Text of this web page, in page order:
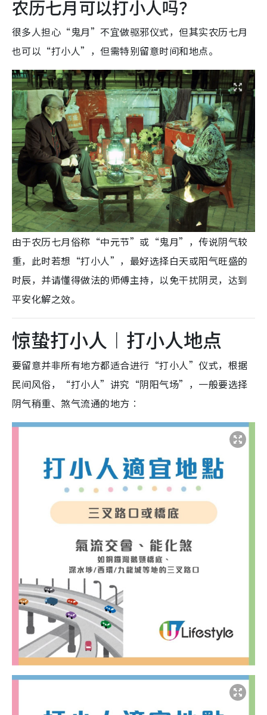
农历七月可以打小人吗？
很多人担心“鬼月”不宜做驱邪仪式，但其实农历七月
也可以“打小人”，但需特别留意时间和地点。
由于农历七月俗称“中元节”或“鬼月”，传说阴气较
重，此时若想“打小人”，最好选择白天或阳气旺盛的
时辰，并请懂得做法的师傅主持，以免干扰阴灵，达到
平安化解之效。
惊蛰打小人︱打小人地点
要留意并非所有地方都适合进行“打小人”仪式，根据
民间风俗，“打小人”讲究“阴阳气场”，一般要选择
阴气稍重、煞气流通的地方︰